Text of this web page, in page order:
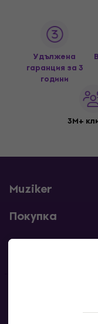
Удължена
гаранция за 3
години
3M+
Muziker
Покупка
Полезни